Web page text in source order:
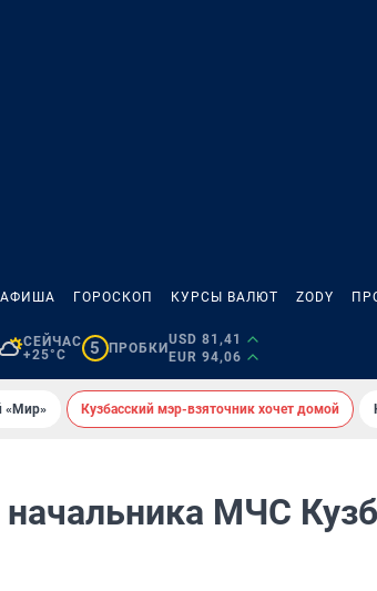
АФИША ГОРОСКОП КУРСЫ ВАЛЮТ ZODY
СЕЙЧАС
+25°C
5 ПРОБКИ
USD 81,41
EUR 94,06
«Мир» Кузбасский мэр-взяточник хочет домой
начальника МЧС